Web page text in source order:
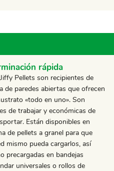
rápida
Pellets son recipientes de
de paredes abiertas que ofrecen
«todo en uno». Son
de trabajar y económicas de
Están disponibles en
de pellets a granel para que
mismo pueda cargarlos, así
precargadas en bandejas
universales o rollos de